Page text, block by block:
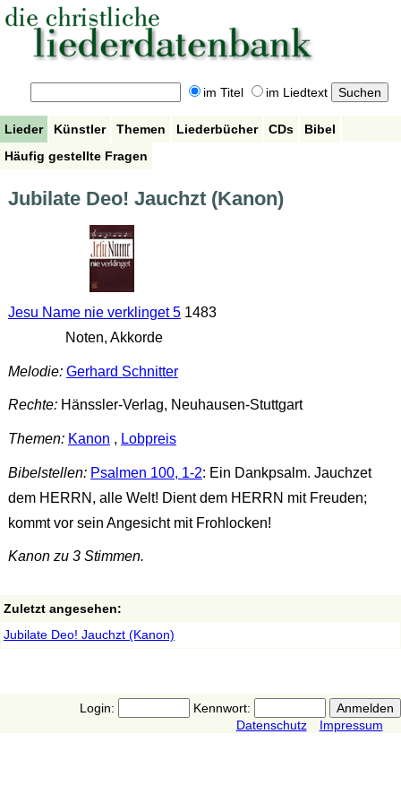
im Titel im Liedtext
Lieder Künstler Themen Liederbücher CDs
Bibel
Häufig gestellte Fragen
Jubilate Deo! Jauchzt (Kanon)
Jesu Name nie verklinget 51483
Noten, Akkorde
Melodie: Gerhard Schnitter
Rechte:Hänssler-Verlag, Neuhausen-Stuttgart
Themen: Kanon , Lobpreis
Bibelstellen: Psalmen 100, 1-2: Ein Dankpsalm. Jauchzet
dem HERRN, alle Welt! Dient dem HERRN mit Freuden;
kommt vor sein Angesicht mit Frohlocken!
Kanon zu 3 Stimmen.
Zuletzt angesehen:
Jubilate Deo! Jauchzt (Kanon)
Login:
Kennwort:
Datenschutz
Impressum